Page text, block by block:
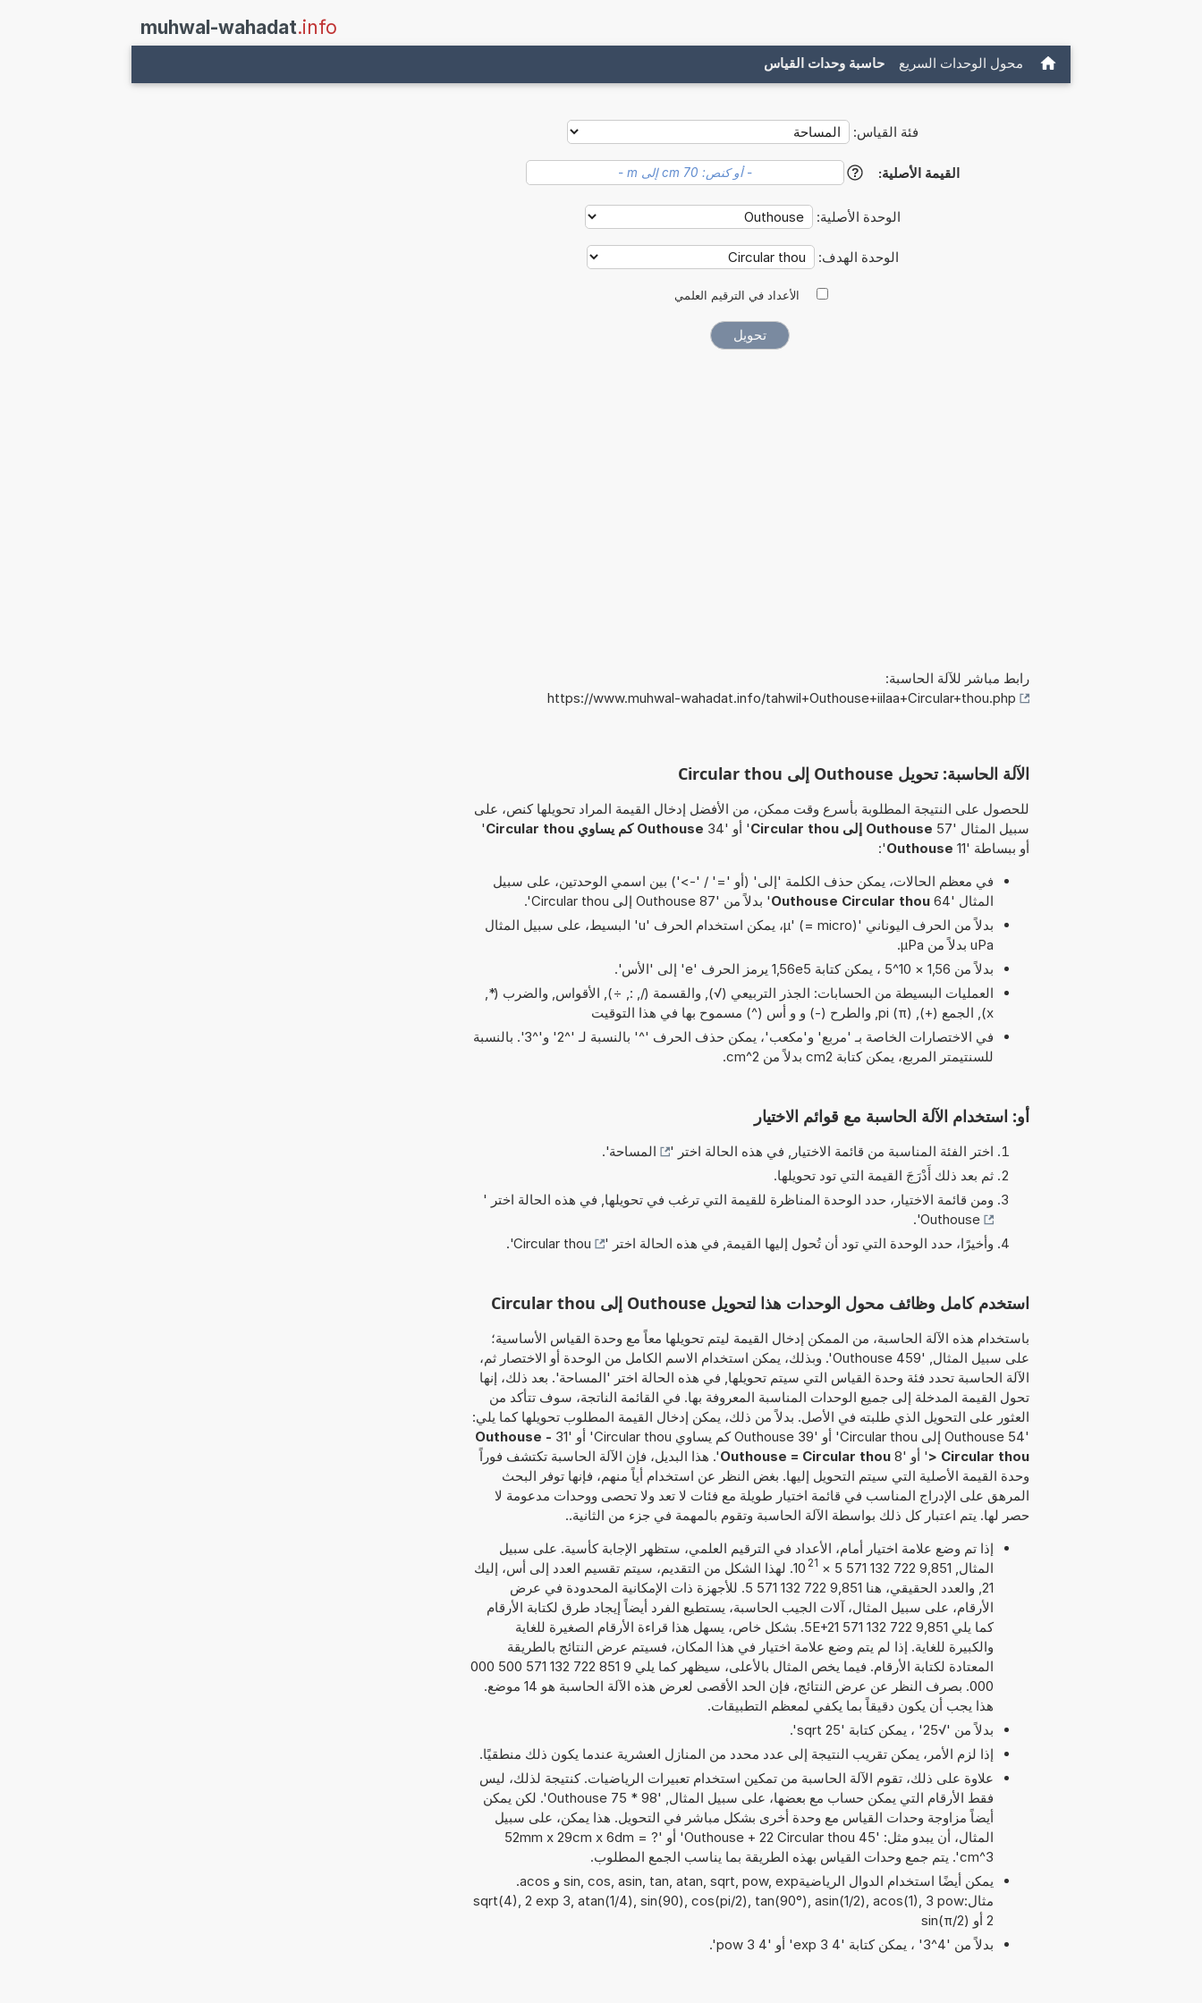
muhwal-wahadat.info
محول الوحدات السريع حاسبة وحدات القياس
فئة القياس:
القيمة الأصلية: ?
الوحدة الأصلية:
الوحدة الهدف:
الأعداد في الترقيم العلمي
رابط مباشر للآلة الحاسبة:
https://www.muhwal-wahadat.info/tahwil+Outhouse+iilaa+Circular+thou.php
الآلة الحاسبة: تحويل Outhouse إلى Circular thou
للحصول على النتيجة المطلوبة بأسرع وقت ممكن، من الأفضل إدخال القيمة المراد تحويلها كنص، على
سبيل المثال '57
Outhouse إلى Circular thou ' أو '34 Outhouse كم يساوي Circular thou
'
أو ببساطة '11
Outhouse
':
في معظم الحالات، يمكن حذف الكلمة 'إلى' (أو '=' / '->') بين اسمي الوحدتين، على سبيل
المثال '64
Outhouse Circular thou' بدلاً من '87 Outhouse إلى Circular thou'.
بدلاً من الحرف اليوناني 'µ' (= micro)، يمكن استخدام الحرف 'u' البسيط، على سبيل المثال
uPa بدلاً من µPa.
بدلاً من 1,56 × 10^5 ، يمكن كتابة 1,56e5 يرمز الحرف 'e' إلى 'الأس'.
العمليات البسيطة من الحسابات: الجذر التربيعي (√), والقسمة (/, :, ÷), الأقواس, والضرب (*,
x), الجمع (+), pi (π), والطرح (-) و و أس (^) مسموح بها في هذا التوقيت
في الاختصارات الخاصة بـ 'مربع' و'مكعب'، يمكن حذف الحرف '^' بالنسبة لـ '^2' و'^3'. بالنسبة
للسنتيمتر المربع، يمكن كتابة cm2 بدلاً من cm^2.
أو: استخدام الآلة الحاسبة مع قوائم الاختيار
اختر الفئة المناسبة من قائمة الاختيار, في هذه الحالة اختر ' المساحة'.
ثم بعد ذلك أَدْرَجَ القيمة التي تود تحويلها.
ومن قائمة الاختيار، حدد الوحدة المناظرة للقيمة التي ترغب في تحويلها, في هذه الحالة اختر '
Outhouse
'.
وأخيرًا، حدد الوحدة التي تود أن تُحول إليها القيمة, في هذه الحالة اختر '
Circular thou
'.
استخدم كامل وظائف محول الوحدات هذا لتحويل Outhouse إلى Circular thou
باستخدام هذه الآلة الحاسبة، من الممكن إدخال القيمة ليتم تحويلها معاً مع وحدة القياس الأساسية؛
على سبيل المثال, '459 Outhouse'. وبذلك، يمكن استخدام الاسم الكامل من الوحدة أو الاختصار ثم،
الآلة الحاسبة تحدد فئة وحدة القياس التي سيتم تحويلها, في هذه الحالة اختر 'المساحة'. بعد ذلك، إنها
تحول القيمة المدخلة إلى جميع الوحدات المناسبة المعروفة بها. في القائمة الناتجة، سوف تتأكد من
العثور على التحويل الذي طلبته في الأصل. بدلاً من ذلك، يمكن إدخال القيمة المطلوب تحويلها كما يلي:
'54 Outhouse إلى Circular thou' أو '39 Outhouse كم يساوي Circular thou' أو '31
Outhouse -
> Circular thou' أو '8 Outhouse = Circular thou'. هذا البديل، فإن الآلة الحاسبة تكتشف فوراً
وحدة القيمة الأصلية التي سيتم التحويل إليها. بغض النظر عن استخدام أياً منهم، فإنها توفر البحث
المرهق على الإدراج المناسب في قائمة اختيار طويلة مع فئات لا تعد ولا تحصى ووحدات مدعومة لا
حصر لها. يتم اعتبار كل ذلك بواسطة الآلة الحاسبة وتقوم بالمهمة في جزء من الثانية..
إذا تم وضع علامة اختيار أمام، الأعداد في الترقيم العلمي، ستظهر الإجابة كأسية. على سبيل
المثال, 9,851 722 132 571 5
×
10 21
. لهذا الشكل من التقديم، سيتم تقسيم العدد إلى أس، إليك
21, والعدد الحقيقي، هنا 9,851 722 132 571 5. للأجهزة ذات الإمكانية المحدودة في عرض
الأرقام، على سبيل المثال، آلات الجيب الحاسبة، يستطيع الفرد أيضاً إيجاد طرق لكتابة الأرقام
كما يلي 9,851 722 132 571 5E+21. بشكل خاص، يسهل هذا قراءة الأرقام الصغيرة للغاية
والكبيرة للغاية. إذا لم يتم وضع علامة اختيار في هذا المكان، فسيتم عرض النتائج بالطريقة
المعتادة لكتابة الأرقام. فيما يخص المثال بالأعلى، سيظهر كما يلي 9 851 722 132 571 500 000
000. بصرف النظر عن عرض النتائج، فإن الحد الأقصى لعرض هذه الآلة الحاسبة هو 14 موضع.
هذا يجب أن يكون دقيقاً بما يكفي لمعظم التطبيقات.
بدلاً من '√25' ، يمكن كتابة 'sqrt 25'.
إذا لزم الأمر، يمكن تقريب النتيجة إلى عدد محدد من المنازل العشرية عندما يكون ذلك منطقيًا.
علاوة على ذلك، تقوم الآلة الحاسبة من تمكين استخدام تعبيرات الرياضيات. كنتيجة لذلك، ليس
فقط الأرقام التي يمكن حساب مع بعضها، على سبيل المثال, '98 * 75 Outhouse'. لكن يمكن
أيضاً مزاوجة وحدات القياس مع وحدة أخرى بشكل مباشر في التحويل. هذا يمكن، على سبيل
المثال، أن يبدو مثل: '45 Outhouse + 22 Circular thou' أو '52mm x 29cm x 6dm = ?
cm^3'. يتم جمع وحدات القياس بهذه الطريقة بما يناسب الجمع المطلوب.
يمكن أيضًا استخدام الدوال الرياضيةsin, cos, asin, tan, atan, sqrt, pow, exp و acos.
مثال:sqrt(4), 2 exp 3, atan(1/4), sin(90), cos(pi/2), tan(90°), asin(1/2), acos(1), 3 pow
2 أو sin(π/2)
بدلاً من '4^3' ، يمكن كتابة '4 exp 3' أو '4 pow 3'.